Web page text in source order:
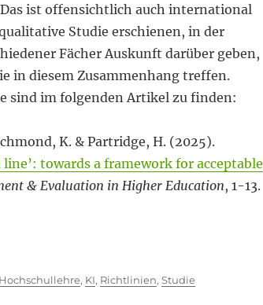
ist offensichtlich auch international
Studie erschienen, in der
Fächer Auskunft darüber geben,
in diesem Zusammenhang treffen.
sind im folgenden Artikel zu finden:
K. & Partridge, H. (2025).
line’: towards a framework for acceptable
& Evaluation in Higher Education, 1-13.
Schlagwörter
Hochschullehre, KI, Richtlinien, Studie